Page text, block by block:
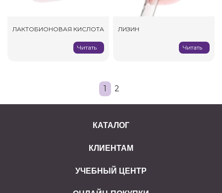
ЛАКТОБИОНОВАЯ КИСЛОТА
Читать
ЛИЗИН
Читать
1 2
КАТАЛОГ
КЛИЕНТАМ
УЧЕБНЫЙ ЦЕНТР